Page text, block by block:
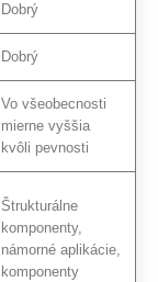
Dobrý
Dobrý
Vo všeobecnosti
mierne vyššia
kvôli pevnosti
Štrukturálne
komponenty,
námorné aplikácie,
komponenty